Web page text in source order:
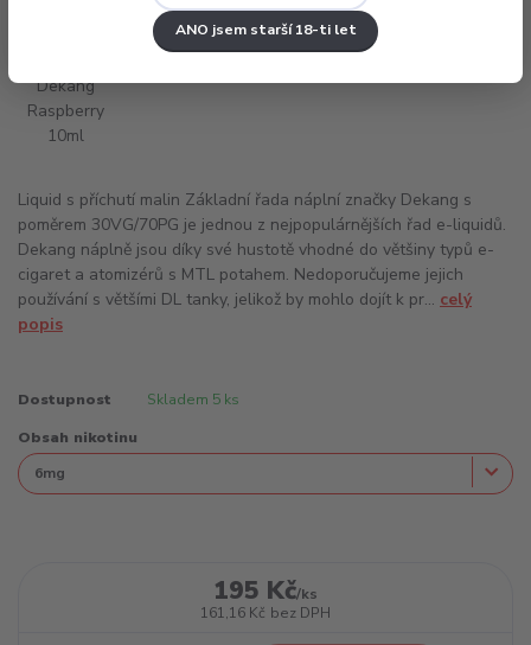
ANO jsem starší 18-ti let
Liquid s příchutí malin Základní řada náplní značky Dekang s
poměrem 30VG/70PG je jednou z nejpopulárnějších řad e-liquidů.
Dekang náplně jsou díky své hustotě vhodné do většiny typů e-
cigaret a atomizérů s MTL potahem. Nedoporučujeme jejich
používání s většími DL tanky, jelikož by mohlo dojít k pr... celý
popis
Dostupnost Skladem 5 ks
Obsah nikotinu
195 Kč/ks
161,16 Kč bez DPH